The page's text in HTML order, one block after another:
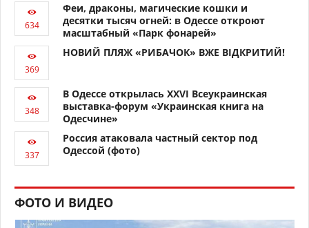
Феи, драконы, магические кошки и
десятки тысяч огней: в Одессе откроют
масштабный «Парк фонарей»
НОВИЙ ПЛЯЖ «РИБАЧОК» ВЖЕ ВІДКРИТИЙ!
В Одессе открылась XXVI Всеукраинская
выставка-форум «Украинская книга на
Одесчине»
Россия атаковала частный сектор под
Одессой (фото)
ФОТО И ВИДЕО